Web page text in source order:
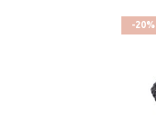
-20%